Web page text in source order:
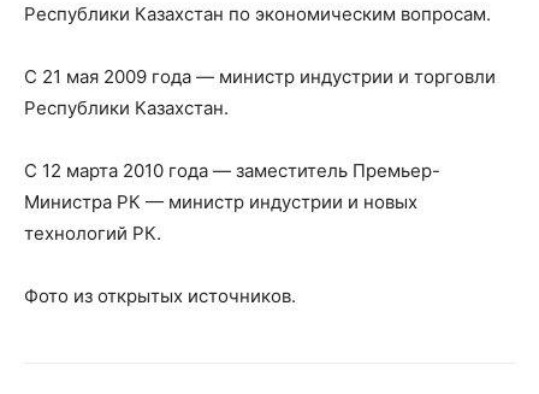
Республики Казахстан по экономическим вопросам.
С 21 мая 2009 года — министр индустрии и торговли
Республики Казахстан.
С 12 марта 2010 года — заместитель Премьер-
Министра РК — министр индустрии и новых
технологий РК.
Фото из открытых источников.